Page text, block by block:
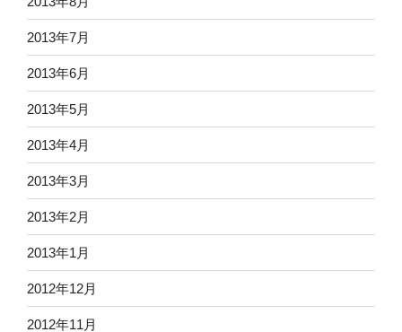
2013年7月
2013年6月
2013年5月
2013年4月
2013年3月
2013年2月
2013年1月
2012年12月
2012年11月